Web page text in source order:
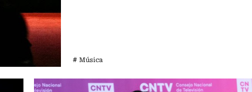
# Música